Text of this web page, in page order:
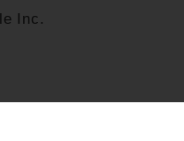
Inc.